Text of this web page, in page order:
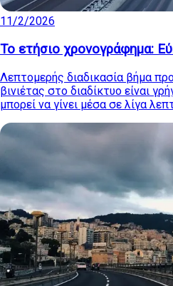
11/2/2026
Το ετήσιο χρονογράφημα:
Λεπτομερής διαδικασία βήμα
βινιέτας στο διαδίκτυο είναι
μπορεί να γίνει μέσα σε λίγα